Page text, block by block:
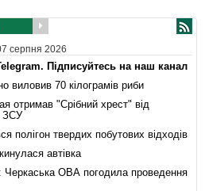
серпня 2026
Підписуйтесь на наш канал
виловив 70 кілограмів риби
отримав "Срібний хрест" від
ЗСУ
полігон твердих побутових відходів
автівка
Черкаська ОВА погодила проведення